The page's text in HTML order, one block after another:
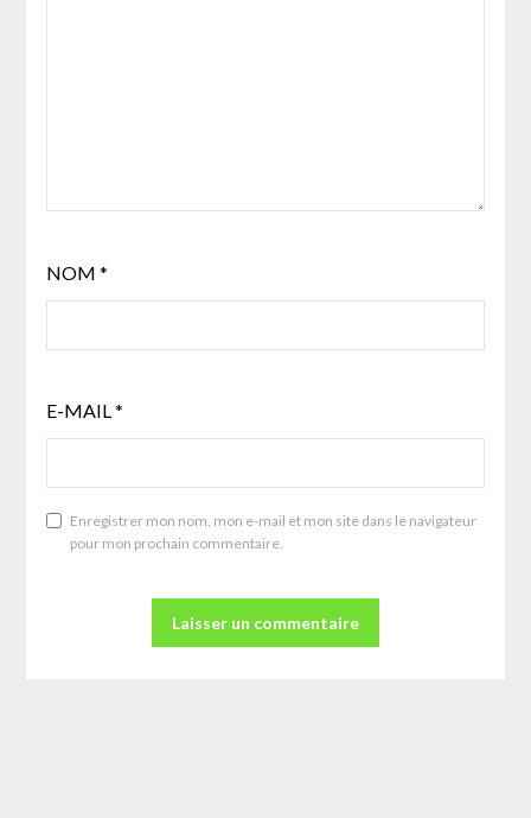
NOM *
E-MAIL*
Enregistrer mon nom, mon e-mail et mon site dans le navigateur
pour mon prochain commentaire.